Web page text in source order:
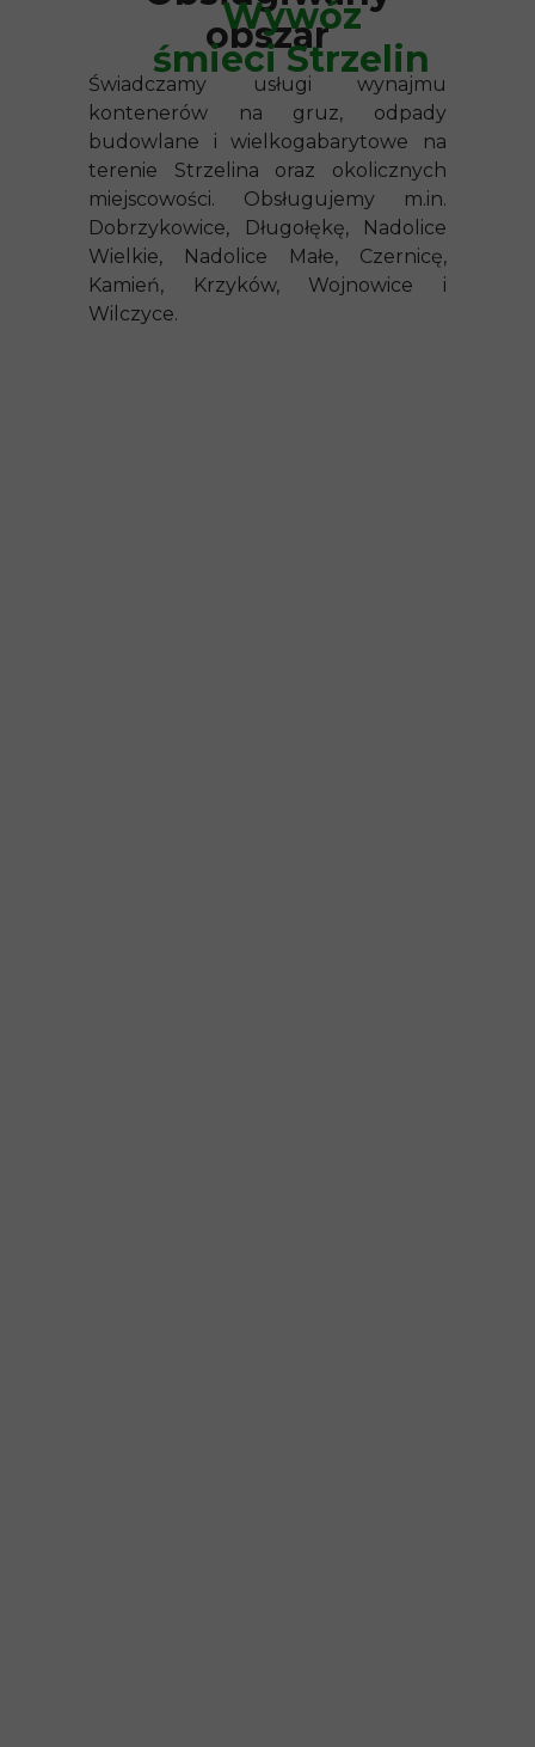
Wywóz
śmieci Strzelin
obszar
Świadczamy usługi wynajmu
kontenerów na gruz, odpady
budowlane i wielkogabarytowe na
terenie Strzelina oraz okolicznych
miejscowości. Obsługujemy m.in.
Dobrzykowice, Długołękę, Nadolice
Wielkie, Nadolice Małe, Czernicę,
Kamień, Krzyków, Wojnowice i
Wilczyce.